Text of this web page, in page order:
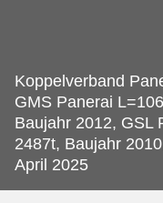
Koppelverband
GMS Panerai
Baujahr 2012, GSL
2487t, Baujahr
April 2025